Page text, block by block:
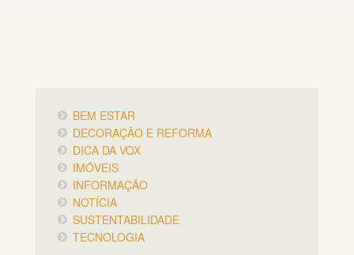
BEM ESTAR
DECORAÇÃO E REFORMA
DICA DA VOX
IMÓVEIS
INFORMAÇÃO
NOTÍCIA
SUSTENTABILIDADE
TECNOLOGIA